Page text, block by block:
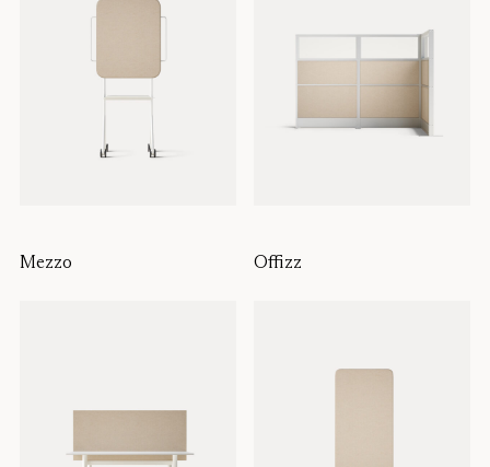
Mezzo Offizz